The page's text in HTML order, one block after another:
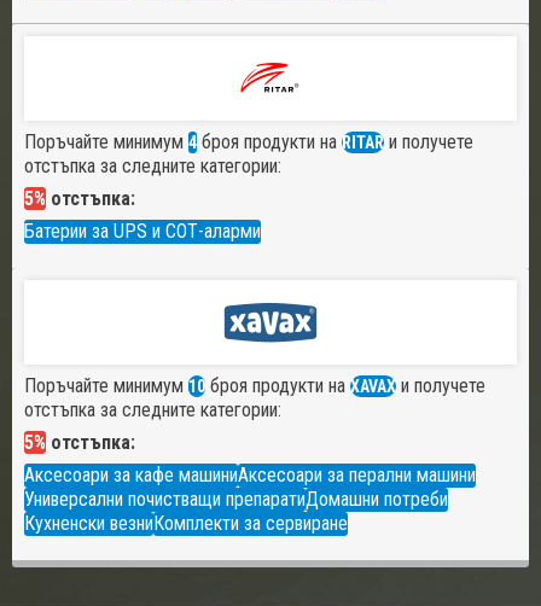
Поръчайте минимум 4 броя продукти на RITAR и получете
отстъпка за следните категории:
5% отстъпка:
Батерии за UPS и СОТ-аларми
Поръчайте минимум 10 броя продукти на XAVAX и получете
отстъпка за следните категории:
5% отстъпка:
Аксесоари за кафе машиниАксесоари за перални машини
Универсални почистващи препаратиДомашни потреби
Кухненски везниКомплекти за сервиране